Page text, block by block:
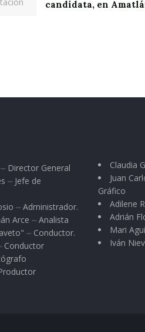
candidata, en
Director General
⏤ Jefe de
⏤ Administrador.
Arce ⏤ Analista
⏤ Conductor.
Conductor
Claudia
Juan
Gráfico
Adilene
Adrián
Mari
Iván